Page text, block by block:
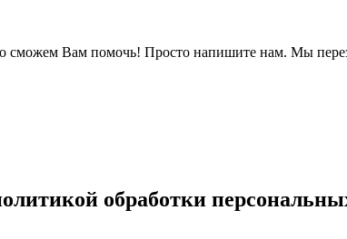
Вам помочь! Просто напишите нам. Мы
обработки